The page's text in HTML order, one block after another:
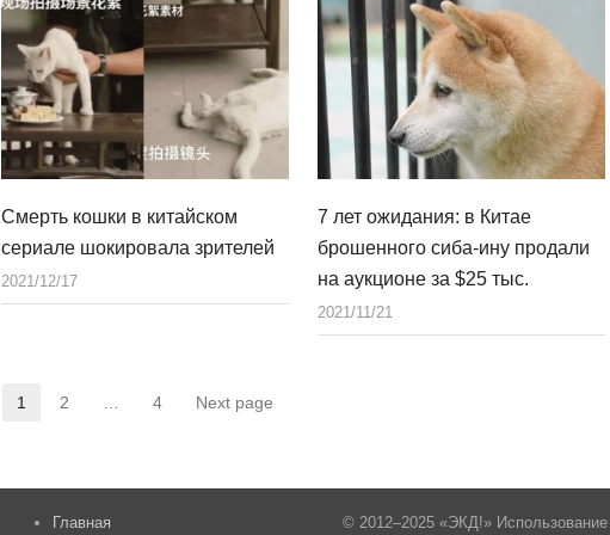
Смерть кошки в китайском
сериале шокировала зрителей
2021/12/17
7 лет ожидания: в Китае
брошенного сиба-ину продали
на аукционе за $25 тыс.
2021/11/21
Страница
1 Страница
2 … Страница
4 Next page
Главная © 2012–2025 «ЭКД!»